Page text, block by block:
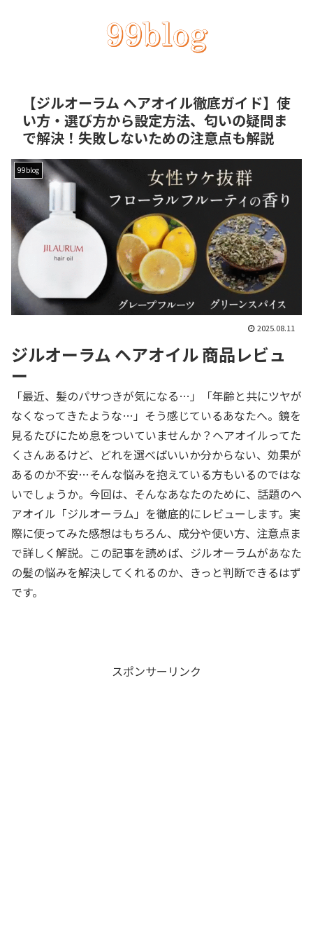
【ジルオーラム ヘアオイル徹底ガイド】使
い方・選び方から設定方法、匂いの疑問ま
で解決！失敗しないための注意点も解説
99blog
2025.08.11
ジルオーラム ヘアオイル 商品レビュ
ー
「最近、髪のパサつきが気になる…」「年齢と共にツヤが
なくなってきたような…」そう感じているあなたへ。鏡を
見るたびにため息をついていませんか？ヘアオイルってた
くさんあるけど、どれを選べばいいか分からない、効果が
あるのか不安…そんな悩みを抱えている方もいるのではな
いでしょうか。今回は、そんなあなたのために、話題のヘ
アオイル「ジルオーラム」を徹底的にレビューします。実
際に使ってみた感想はもちろん、成分や使い方、注意点ま
で詳しく解説。この記事を読めば、ジルオーラムがあなた
の髪の悩みを解決してくれるのか、きっと判断できるはず
です。
スポンサーリンク